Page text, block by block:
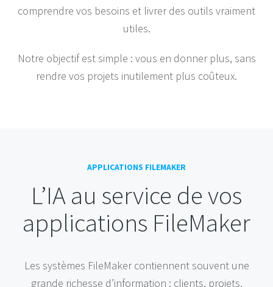
comprendre vos besoins et livrer des outils vraiment
utiles.
Notre objectif est simple : vous en donner plus, sans
rendre vos projets inutilement plus coûteux.
APPLICATIONS FILEMAKER
L’IA au service de vos
applications FileMaker
Les systèmes FileMaker contiennent souvent une
grande richesse d’information : clients, projets,